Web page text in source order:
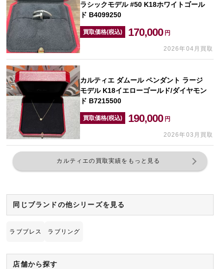
ラシックモデル #50 K18ホワイトゴール
ド B4099250
買取価格(税込) 170,000 円
2026年04月買取
カルティエ ダムール ペンダント ラージ
モデル K18イエローゴールド/ダイヤモン
ド B7215500
買取価格(税込) 190,000 円
2026年03月買取
カルティエの買取実績をもっと見る
同じブランドの他シリーズを見る
ラブブレス ラブリング
店舗から探す